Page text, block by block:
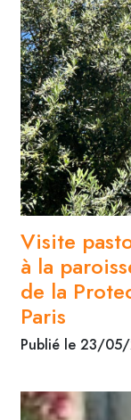
Visite
à la
de la
Paris
Publié le 23/